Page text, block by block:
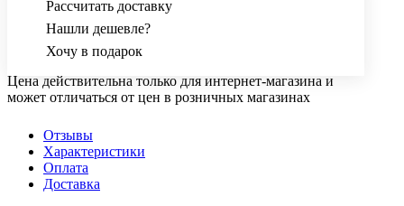
Рассчитать доставку
Нашли дешевле?
Хочу в подарок
Цена действительна только для интернет-магазина и
может отличаться от цен в розничных магазинах
Отзывы
Характеристики
Оплата
Доставка